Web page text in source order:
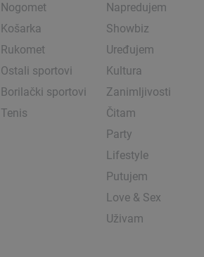
Nogomet
Košarka
Rukomet
Ostali sportovi
Borilački sportovi
Tenis
Napredujem
Showbiz
Uređujem
Kultura
Zanimljivosti
Čitam
Party
Lifestyle
Putujem
Love & Sex
Uživam